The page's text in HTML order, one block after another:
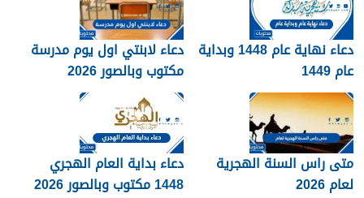
دعاء نهاية عام 1448 وبداية
عام 1449
دعاء لابنتي اول يوم مدرسة
مكتوب وبالصور 2026
متى راس السنة الهجرية
لعام 2026
دعاء بداية العام الهجري
1448 مكتوب وبالصور 2026